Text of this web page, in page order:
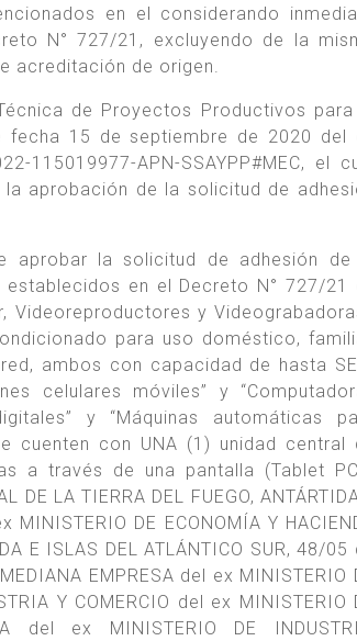
en el considerando
N° 727/21, excluyendo de la
acreditación de origen.
de Proyectos Productivos para
fecha 15 de septiembre de 2020 del
115019977-APN-SSAYPP#MEC, el
aprobación de la solicitud de
aprobar la solicitud de adhesión de
establecidos en el Decreto N° 727/21
y
para uso doméstico,
ambos con capacidad de hasta
celulares móviles” y
y “Máquinas automáticas
cuenten con UNA (1) unidad central
a través de una pantalla (Tablet
LA TIERRA DEL FUEGO,
DE ECONOMÍA Y
E ISLAS DEL ATLÁNTICO SUR, 48/05
EMPRESA del ex MINISTERIO
Y COMERCIO del ex MINISTERIO
del ex MINISTERIO DE